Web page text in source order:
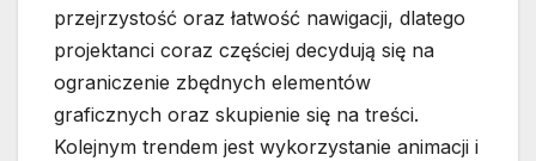
przejrzystość oraz łatwość nawigacji, dlatego
projektanci coraz częściej decydują się na
ograniczenie zbędnych elementów
graficznych oraz skupienie się na treści.
Kolejnym trendem jest wykorzystanie animacji i